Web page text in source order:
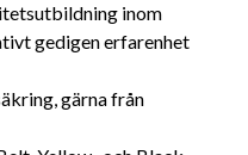
inom
gedigen erfarenhet
gärna från